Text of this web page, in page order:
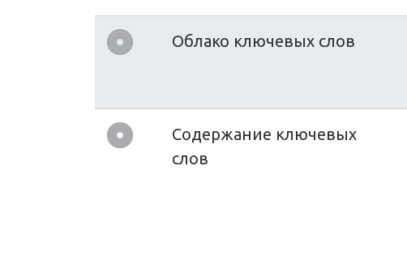
Облако ключевых слов
Содержание ключевых
слов